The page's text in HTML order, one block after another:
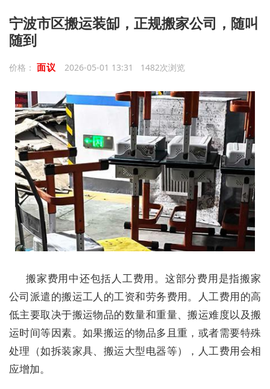
宁波市区搬运装缷，正规搬家公司，随叫
随到
价格： 面议 2026-05-01 13:31 1482次浏览
搬家费用中还包括人工费用。这部分费用是指搬家
公司派遣的搬运工人的工资和劳务费用。人工费用的高
低主要取决于搬运物品的数量和重量、搬运难度以及搬
运时间等因素。如果搬运的物品多且重，或者需要特殊
处理（如拆装家具、搬运大型电器等），人工费用会相
应增加。